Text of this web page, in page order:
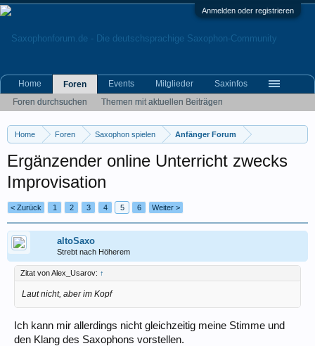
Anmelden oder registrieren
Home Foren Saxophon spielen Anfänger Forum
Ergänzender online Unterricht zwecks
Improvisation
< Zurück 1 2 3 4 5 6 Weiter >
altoSaxo
Strebt nach Höherem
Zitat von Alex_Usarov: ↑
Laut nicht, aber im Kopf
Ich kann mir allerdings nicht gleichzeitig meine Stimme und
den Klang des Saxophons vorstellen.
Home
Foren
Foren durchsuchen
Themen mit aktuellen Beiträgen
Events Mitglieder Saxinfos